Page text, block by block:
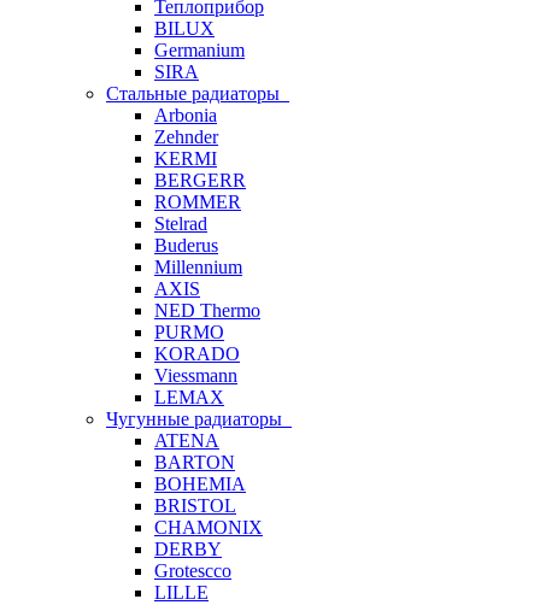
Теплоприбор
BILUX
Germanium
SIRA
Стальные радиаторы
Arbonia
Zehnder
KERMI
BERGERR
ROMMER
Stelrad
Buderus
Millennium
AXIS
NED Thermo
PURMO
KORADO
Viessmann
LEMAX
Чугунные радиаторы
ATENA
BARTON
BOHEMIA
BRISTOL
CHAMONIX
DERBY
Grotescco
LILLE